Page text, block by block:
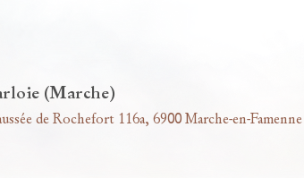
(Marche)
de Rochefort 116a, 6900 Marche-en-Famenne